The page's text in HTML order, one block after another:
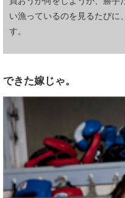
い漁っているのを見るたびに
す。
できた嫁じゃ。